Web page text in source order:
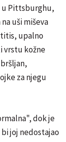
u Pittsburghu,
uši miševa
upalno
vrstu kožne
za njegu
dok je
joj nedostajao